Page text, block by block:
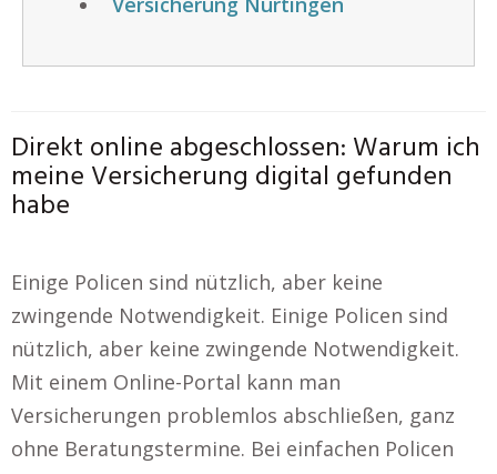
Direkt online abgeschlossen: Warum ich
meine Versicherung digital gefunden
habe
Einige Policen sind nützlich, aber keine
zwingende Notwendigkeit. Einige Policen sind
nützlich, aber keine zwingende Notwendigkeit.
Mit einem Online-Portal kann man
Versicherungen problemlos abschließen, ganz
ohne Beratungstermine. Bei einfachen Policen